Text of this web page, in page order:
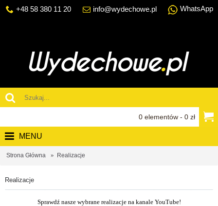
+48 58 380 11 20 info@wydechowe.pl WhatsApp
0 elementów - 0 zł
MENU
Strona Główna Realizacje
Realizacje
Sprawdź nasze wybrane realizacje na kanale YouTube!